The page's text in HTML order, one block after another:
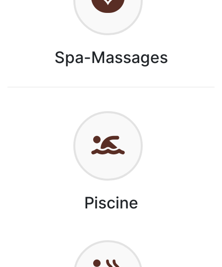
Spa-Massages
Piscine